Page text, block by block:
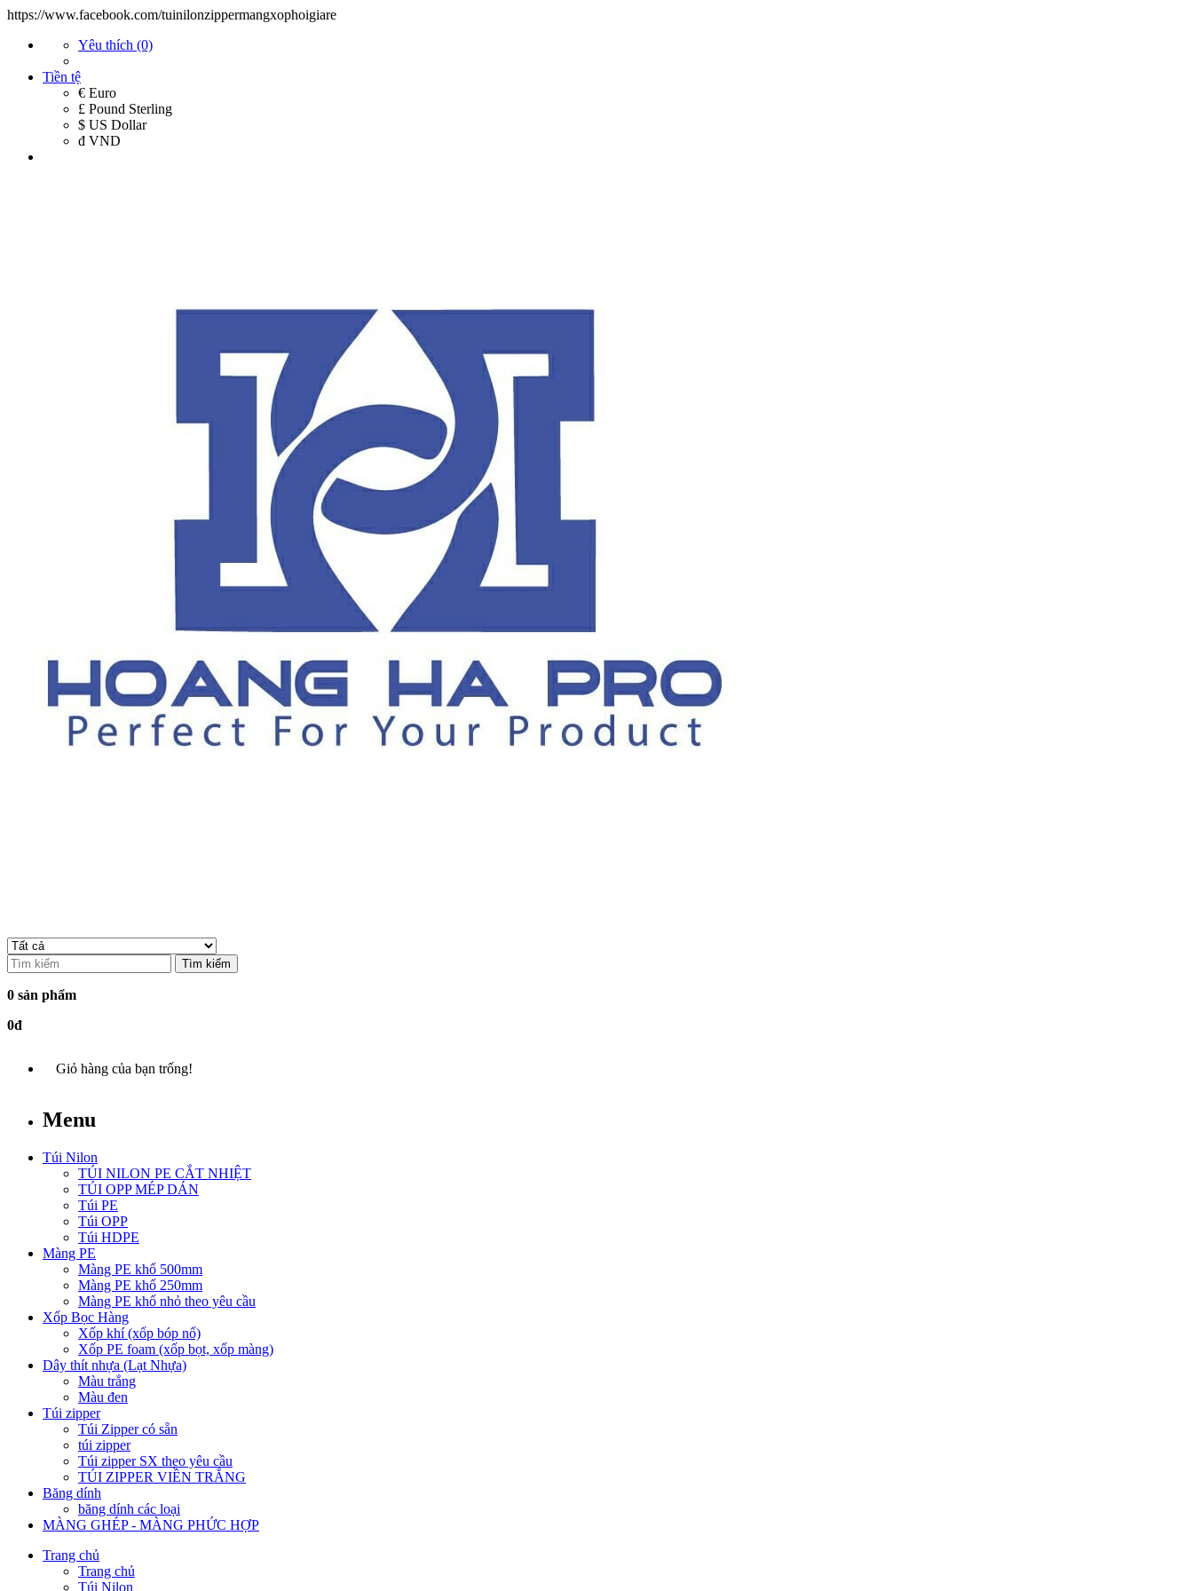
https://www.facebook.com/tuinilonzippermangxophoigiare
Yêu thích (0)
Tiền tệ
€ Euro
£ Pound Sterling
$ US Dollar
đ VND
Tìm kiếm
0 sản phẩm
0đ
Giỏ hàng của bạn trống!
Menu
Túi Nilon
TÚI NILON PE CẮT NHIỆT
TÚI OPP MÉP DÁN
Túi PE
Túi OPP
Túi HDPE
Màng PE
Màng PE khổ 500mm
Màng PE khổ 250mm
Màng PE khổ nhỏ theo yêu cầu
Xốp Bọc Hàng
Xốp khí (xốp bóp nổ)
Xốp PE foam (xốp bọt, xốp màng)
Dây thít nhựa (Lạt Nhựa)
Màu trắng
Màu đen
Túi zipper
Túi Zipper có sẵn
túi zipper
Túi zipper SX theo yêu cầu
TÚI ZIPPER VIỀN TRẮNG
Băng dính
băng dính các loại
MÀNG GHÉP - MÀNG PHỨC HỢP
Trang chủ
Trang chủ
Túi Nilon